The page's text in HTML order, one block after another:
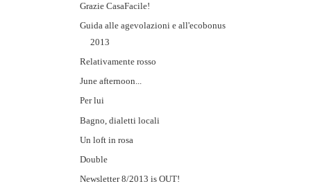
Grazie CasaFacile!
Guida alle agevolazioni e all'ecobonus
2013
Relativamente rosso
June afternoon...
Per lui
Bagno, dialetti locali
Un loft in rosa
Double
Newsletter 8/2013 is OUT!